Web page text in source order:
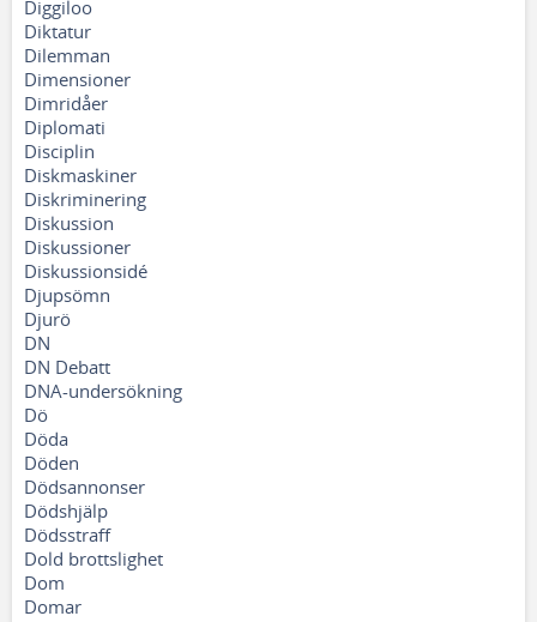
Diggiloo
Diktatur
Dilemman
Dimensioner
Dimridåer
Diplomati
Disciplin
Diskmaskiner
Diskriminering
Diskussion
Diskussioner
Diskussionsidé
Djupsömn
Djurö
DN
DN Debatt
DNA-undersökning
Dö
Döda
Döden
Dödsannonser
Dödshjälp
Dödsstraff
Dold brottslighet
Dom
Domar